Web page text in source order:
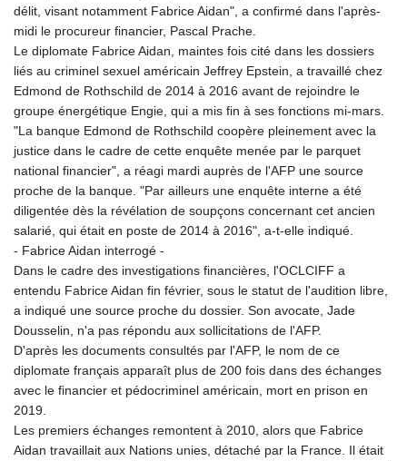
délit, visant notamment Fabrice Aidan", a confirmé dans l'après-
midi le procureur financier, Pascal Prache.
Le diplomate Fabrice Aidan, maintes fois cité dans les dossiers
liés au criminel sexuel américain Jeffrey Epstein, a travaillé chez
Edmond de Rothschild de 2014 à 2016 avant de rejoindre le
groupe énergétique Engie, qui a mis fin à ses fonctions mi-mars.
"La banque Edmond de Rothschild coopère pleinement avec la
justice dans le cadre de cette enquête menée par le parquet
national financier", a réagi mardi auprès de l'AFP une source
proche de la banque. "Par ailleurs une enquête interne a été
diligentée dès la révélation de soupçons concernant cet ancien
salarié, qui était en poste de 2014 à 2016", a-t-elle indiqué.
- Fabrice Aidan interrogé -
Dans le cadre des investigations financières, l'OCLCIFF a
entendu Fabrice Aidan fin février, sous le statut de l'audition libre,
a indiqué une source proche du dossier. Son avocate, Jade
Dousselin, n'a pas répondu aux sollicitations de l'AFP.
D'après les documents consultés par l'AFP, le nom de ce
diplomate français apparaît plus de 200 fois dans des échanges
avec le financier et pédocriminel américain, mort en prison en
2019.
Les premiers échanges remontent à 2010, alors que Fabrice
Aidan travaillait aux Nations unies, détaché par la France. Il était